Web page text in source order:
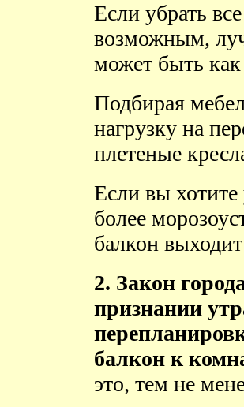
Если убрать
возможным,
может быть
Подбирая
нагрузку на
плетеные
Если вы хотите
более
балкон
2. Закон
признании
балкон к
это, тем не